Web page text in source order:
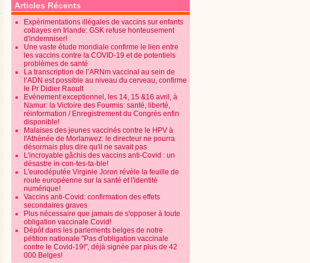
Articles Récents
Expérimentations illégales de vaccins sur enfants
cobayes en Irlande: GSK refuse honteusement
d'indemniser!
Une vaste étude mondiale confirme le lien entre
les vaccins contre la COVID-19 et de potentiels
problèmes de santé
La transcription de l’ARNm vaccinal au sein de
l’ADN est possible au niveau du cerveau, confirme
le Pr Didier Raoult
Evénement exceptionnel, les 14, 15 &16 avril, à
Namur: la Victoire des Fourmis: santé, liberté,
réinformation / Enregistrement du Congrès enfin
disponible!
Malaises des jeunes vaccinés contre le HPV à
l'Athénée de Morlanwez: le directeur ne pourra
désormais plus dire qu'il ne savait pas
L'incroyable gâchis des vaccins anti-Covid : un
désastre in-con-tes-ta-ble!
L'eurodéputée Virginie Joron révèle la feuille de
route européenne sur la santé et l'identité
numérique!
Vaccins anti-Covid: confirmation des effets
secondaires graves
Plus nécessaire que jamais de s'opposer à toute
obligation vaccinale Covid!
Dépôt dans les parlements belges de notre
pétition nationale "Pas d'obligation vaccinale
contre le Covid-19!", déjà signée par plus de 42
000 Belges!